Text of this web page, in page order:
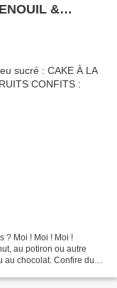
&
? Moi ! Moi ! Moi !
au potiron ou autre
au chocolat. Confire du